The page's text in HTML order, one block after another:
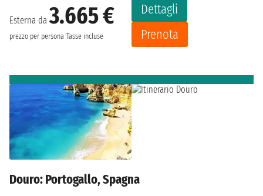
Esterna da3.665 €
prezzo per persona Tasse incluse
Dettagli
Prenota
Douro: Portogallo, Spagna